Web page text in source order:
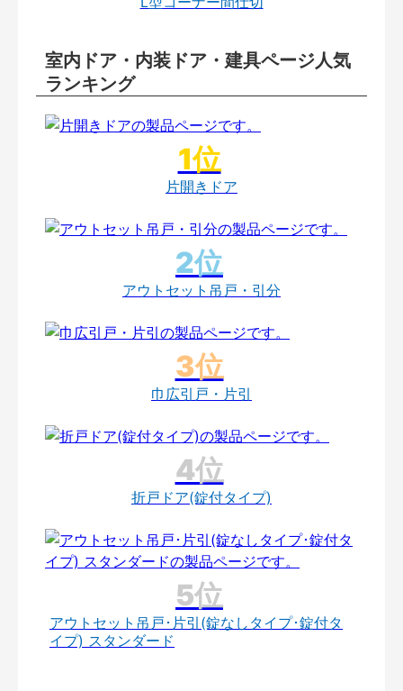
室内ドア・内装ドア・建具ページ人気
ランキング
片開きドア
アウトセット吊戸・引分
巾広引戸・片引
折戸ドア(錠付タイプ)
アウトセット吊戸･片引(錠なしタイプ･錠付タ
イプ) スタンダード